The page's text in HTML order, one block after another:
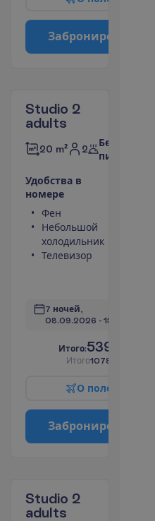
Заброниро
Studio 2
adults
20 m² 2
Без
питания
Удобства в
номере
Фен
Небольшой
холодильник
Телевизор
7 ночей,
08.09.2026 - 15.09.2026
Итого:539.00
Итого1078.00
О поле
Заброниро
Studio 2
adults